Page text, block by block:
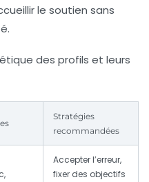
le soutien sans
des profils et leurs
Stratégies
recommandées
Accepter l’erreur,
fixer des objectifs